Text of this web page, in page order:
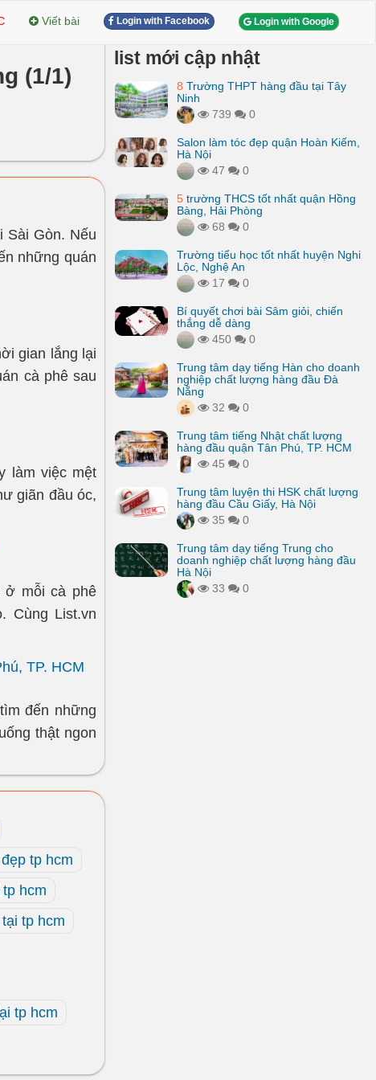
Viết bài Login with Facebook Login with Google
(1/1)
Sài Gòn. Nếu
những quán
gian lắng lại
cà phê sau
làm việc mệt
giãn đầu óc,
ở mỗi cà phê
Cùng List.vn
TP. HCM
đến những
thật ngon
tp hcm
hcm
tp hcm
tp hcm
list mới cập nhật
8 Trường THPT hàng đầu tại Tây
Ninh
739
0
Salon làm tóc đẹp quận Hoàn Kiếm,
Hà Nội
47
0
5 trường THCS tốt nhất quận Hồng
Bàng, Hải Phòng
68
0
Trường tiểu học tốt nhất huyện Nghi
Lộc, Nghệ An
17
0
Bí quyết chơi bài Sâm giỏi, chiến
thắng dễ dàng
450
0
Trung tâm dạy tiếng Hàn cho doanh
nghiệp chất lượng hàng đầu Đà
Nẵng
32
0
Trung tâm tiếng Nhật chất lượng
hàng đầu quận Tân Phú, TP. HCM
45
0
Trung tâm luyện thi HSK chất lượng
hàng đầu Cầu Giấy, Hà Nội
35
0
Trung tâm dạy tiếng Trung cho
doanh nghiệp chất lượng hàng đầu
Hà Nội
33
0